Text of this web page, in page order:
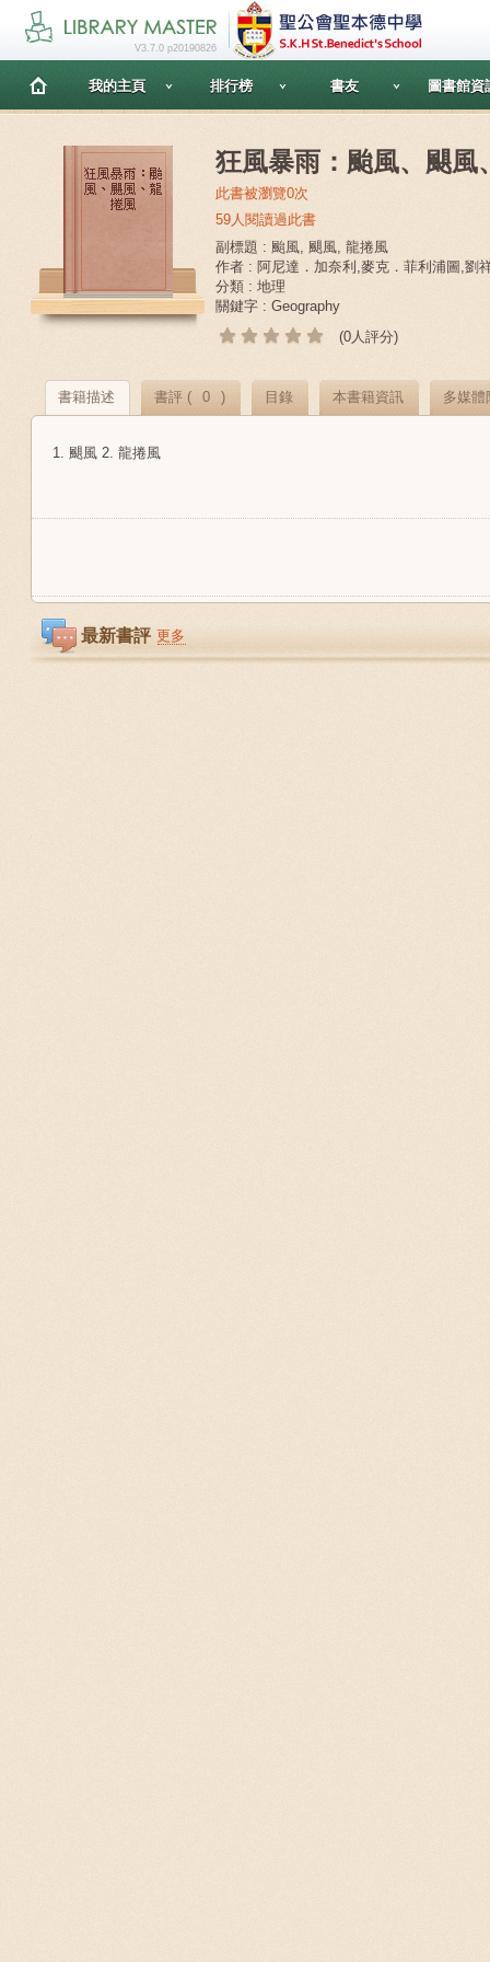
V3.7.0 p20190826
我的主頁 排行榜 書友 圖書館資
狂風暴雨：颱風、颶風
此書被瀏覽0次
59人閱讀過此書
副標題 : 颱風, 颶風, 龍捲風
作者 : 阿尼達．加奈利,麥克．菲利浦圖,劉
分類 : 地理
關鍵字 : Geography
(0人評分)
書籍描述 書評 ( 0 ) 目錄 本書籍資訊 多媒體
1. 颶風 2. 龍捲風
最新書評 更多